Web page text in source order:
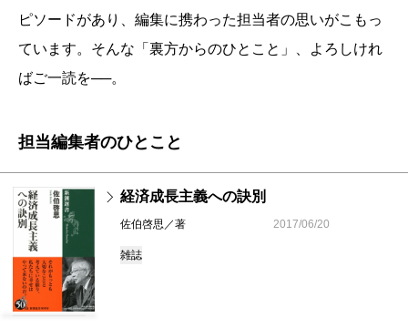
ピソードがあり、編集に携わった担当者の思いがこもっ
ています。そんな「裏方からのひとこと」、よろしけれ
ばご一読を──。
担当編集者のひとこと
経済成長主義への訣別
佐伯啓思／著 2017/06/20
雑誌